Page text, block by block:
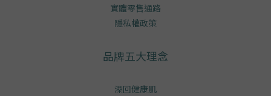
實體零售通路
隱私權政策
品牌五大理念
澡回健康肌